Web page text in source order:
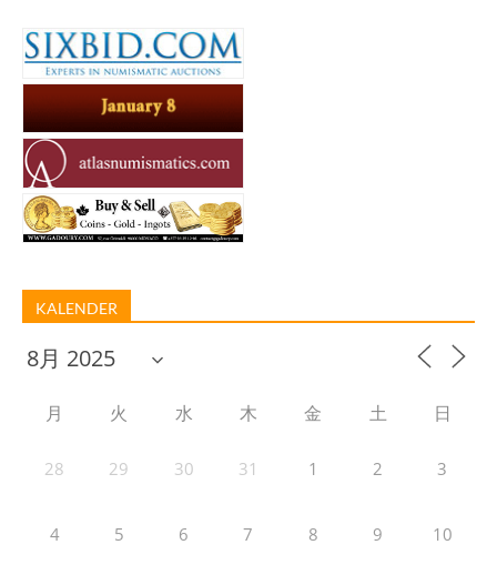
KALENDER
月 火 水 木 金 土 日
28 29 30 31 1 2 3
4 5 6 7 8 9 10